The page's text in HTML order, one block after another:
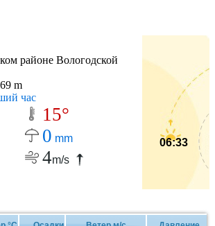
районе Вологодской
m
час
15°
0 mm
4m/s
06:33